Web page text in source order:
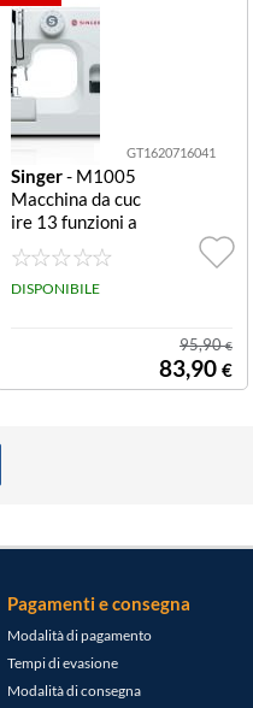
GT1620716041
Singer- M1005
Macchina da cuc
ire 13 funzioni a
sola a 4 tempi M
1005 MACC.CU
CIRE 11PUNTI
DISPONIBILE
95,90€
83,90 €
Pagamenti e consegna
Modalità di pagamento
Tempi di evasione
Modalità di consegna